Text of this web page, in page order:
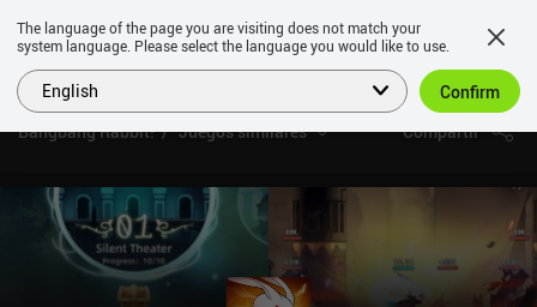
Bangbang Rabbit! Juegos similares Compartir
The language of the page you are visiting does not match your
system language. Please select the language you would like to use.
English Confirm